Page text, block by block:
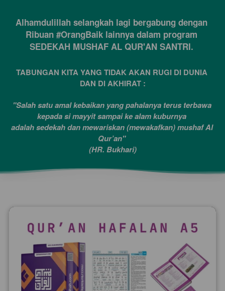
Alhamdulillah selangkah lagi bergabung dengan
Ribuan #OrangBaik lainnya dalam program
SEDEKAH MUSHAF AL QUR'AN SANTRI.
TABUNGAN KITA YANG TIDAK AKAN RUGI DI DUNIA
DAN DI AKHIRAT :
"Salah satu amal kebaikan yang pahalanya terus terbawa
kepada si mayyit sampai ke alam kuburnya
adalah sedekah dan mewariskan (mewakafkan) mushaf Al
Qur’an"
(HR. Bukhari)